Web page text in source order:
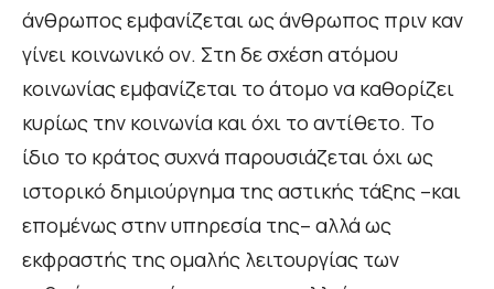
άνθρωπος εμφανίζεται ως άνθρωπος πριν καν
γίνει κοινωνικό ον. Στη δε σχέση ατόμου
κοινωνίας εμφανίζεται το άτομο να καθορίζει
κυρίως την κοινωνία και όχι το αντίθετο. Το
ίδιο το κράτος συχνά παρουσιάζεται όχι ως
ιστορικό δημιούργημα της αστικής τάξης –και
επομένως στην υπηρεσία της– αλλά ως
εκφραστής της ομαλής λειτουργίας των